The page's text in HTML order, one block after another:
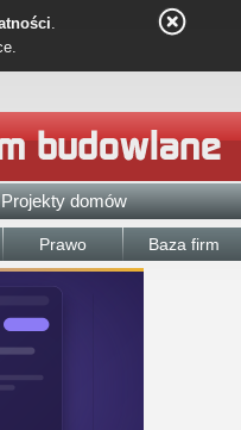
.
Projekty domów
Prawo Baza firm